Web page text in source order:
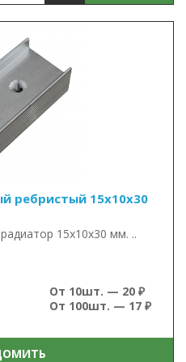
ребристый 15х10х30
15х10х30 мм. ..
От 10шт. — 20 ₽
От 100шт. — 17 ₽